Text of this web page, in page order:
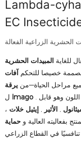
Lambda-
EC
الحشرية الزراعية الفعالة
للغاية المبيدات الحشرية
خصيصا للتحكم
مراحل الحياة—من يرقة
Imago
وهو قابل
, الأثير , إيثيل خلات ،
بفعاليته العالية و حماية